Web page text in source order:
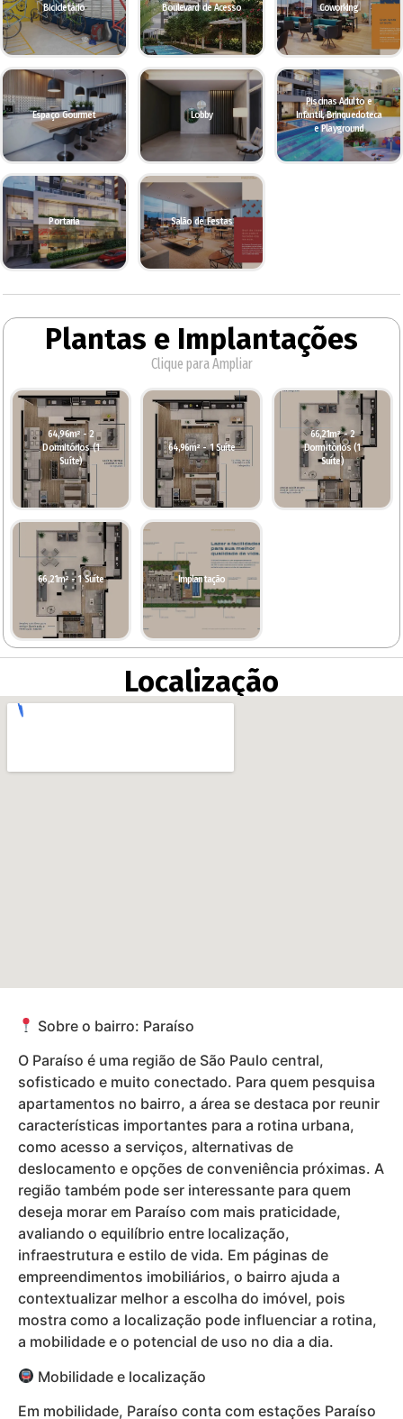
Bicicletário Boulevard de Acesso Coworking
Espaço Gourmet Lobby
Piscinas Adulto e
Infantil, Brinquedoteca
e Playground
Portaria Salão de Festas
Plantas e Implantações
Clique para Ampliar
64,96m² - 2
Dormitórios (1
Suíte)
64,96m² - 1 Suíte
66,21m² - 2
Dormitórios (1
Suíte)
66,21m² - 1 Suíte Implantação
Localização
Sobre o bairro: Paraíso
O Paraíso é uma região de São Paulo central,
sofisticado e muito conectado. Para quem pesquisa
apartamentos no bairro, a área se destaca por reunir
características importantes para a rotina urbana,
como acesso a serviços, alternativas de
deslocamento e opções de conveniência próximas. A
região também pode ser interessante para quem
deseja morar em Paraíso com mais praticidade,
avaliando o equilíbrio entre localização,
infraestrutura e estilo de vida. Em páginas de
empreendimentos imobiliários, o bairro ajuda a
contextualizar melhor a escolha do imóvel, pois
mostra como a localização pode influenciar a rotina,
a mobilidade e o potencial de uso no dia a dia.
Mobilidade e localização
Em mobilidade, Paraíso conta com estações Paraíso